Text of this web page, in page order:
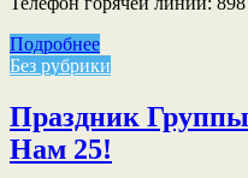
Подробнее
Без рубрики
Праздник
Нам 25!